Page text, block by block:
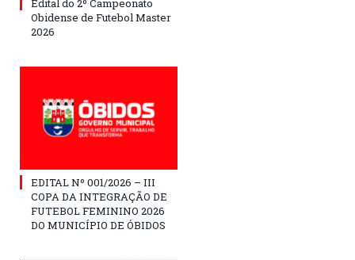
Edital do 2º Campeonato
Obidense de Futebol Master
2026
EDITAL Nº 001/2026 – III
COPA DA INTEGRAÇÃO DE
FUTEBOL FEMININO 2026
DO MUNICÍPIO DE ÓBIDOS